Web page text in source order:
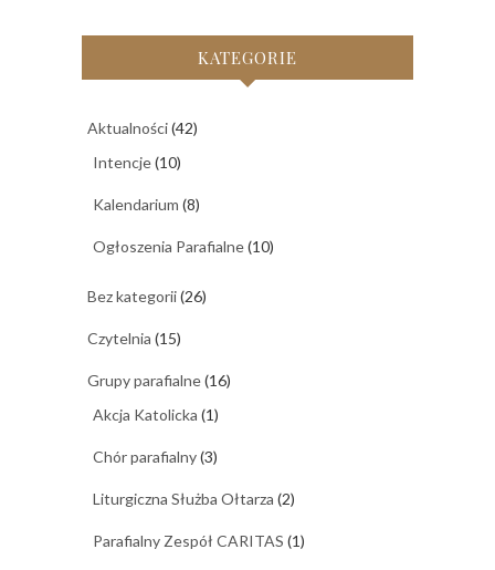
KATEGORIE
Aktualności(42)
Intencje(10)
Kalendarium (8)
Ogłoszenia Parafialne(10)
Bez kategorii(26)
Czytelnia (15)
Grupy parafialne(16)
Akcja Katolicka (1)
Chór parafialny(3)
Liturgiczna Służba Ołtarza (2)
Parafialny Zespół CARITAS (1)